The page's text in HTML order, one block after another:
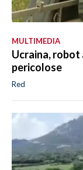
MULTIMEDIA
Ucraina, robot
pericolose
Red